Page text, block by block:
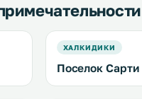
ХАЛКИДИКИ
Поселок Сарти